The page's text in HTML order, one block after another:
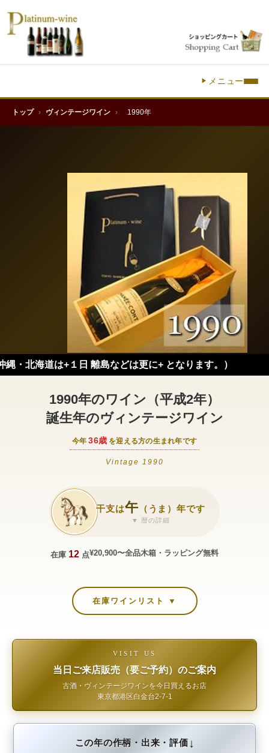
メニュー
トップ › ヴィンテージワイン › 1990年
１日 離島などは更に+ となります。）
1990年のワイン（平成2年）
誕生年のヴィンテージワイン
今年 36歳 を迎える方の生まれ年です
Vintage 1990
干支は午 （うま）年です
▼ 暦の詳細
在庫 12 点¥20,900〜全品木箱・ラッピング無料
在庫ワインリスト ▼
VISIT US
当日ご来店販売（要ご予約）のご案内
古酒・ヴィンテージワインを今日買えるお店
東京都港区白金台2-7-1
この年の作柄・出来・評価↓